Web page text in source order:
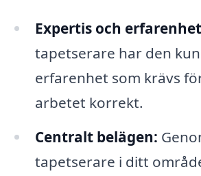
Expertis och
tapetserare har den
erfarenhet som krävs
arbetet korrekt.
Centralt belägen:
tapetserare i ditt